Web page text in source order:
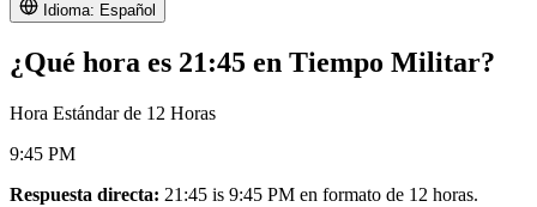
Idioma: Español
¿Qué hora es 21:45 en Tiempo Militar?
Hora Estándar de 12 Horas
9:45 PM
Respuesta directa: 21:45 is 9:45 PM en formato de 12 horas.